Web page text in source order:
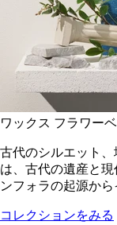
ワックス フラワー
古代のシルエット
は、古代の遺産と
ンフォラの起源か
コレクションをみる